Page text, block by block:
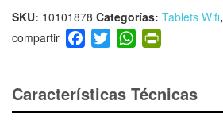
SKU: 10101878 Categorías: Tablets Wifi,
F
a
e
b
T
wi
er
W
h
s
A
ri
e
Características Técnicas